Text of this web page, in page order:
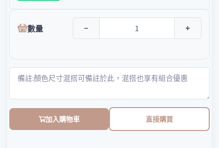
數量 − +
加入購物車 直接購買